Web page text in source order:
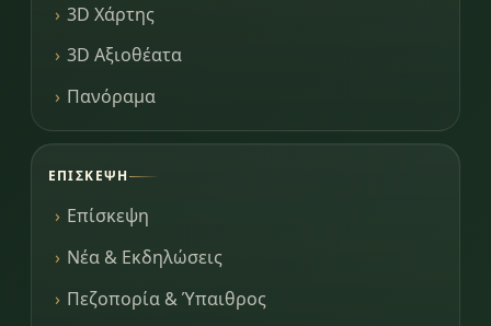
3D Χάρτης
3D Αξιοθέατα
Πανόραμα
ΕΠΊΣΚΕΨΗ
Επίσκεψη
Νέα & Εκδηλώσεις
Πεζοπορία & Ύπαιθρος